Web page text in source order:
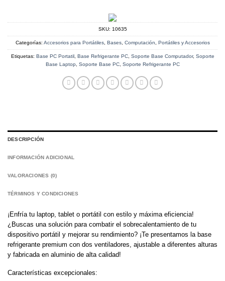
SKU: 10635
Categorías: Accesorios para Portátiles, Bases, Computación, Portátiles y Accesorios
Etiquetas: Base PC Portatil, Base Refrigerante PC, Soporte Base Computador, Soporte
Base Laptop, Soporte Base PC, Soporte Refrigerante PC
DESCRIPCIÓN
INFORMACIÓN ADICIONAL
VALORACIONES (0)
TÉRMINOS Y CONDICIONES
¡Enfría tu laptop, tablet o portátil con estilo y máxima eficiencia!
¿Buscas una solución para combatir el sobrecalentamiento de tu
dispositivo portátil y mejorar su rendimiento? ¡Te presentamos la base
refrigerante premium con dos ventiladores, ajustable a diferentes alturas
y fabricada en aluminio de alta calidad!
Características excepcionales: